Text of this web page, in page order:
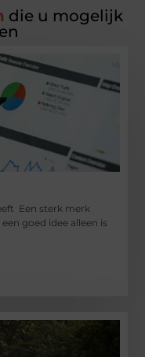
die u mogelijk
Een sterk merk
goed idee alleen is